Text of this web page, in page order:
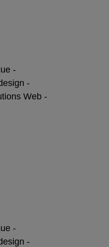
-
-
Web -
-
-